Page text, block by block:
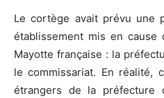
Le cortège avait prévu une
établissement mis en cause
Mayotte française : la
le commissariat. En réalité,
étrangers de la